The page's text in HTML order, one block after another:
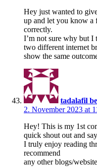
Hey just wanted to
up and let you know a
correctly.
I’m not sure why but I
two different internet
show the same
tadalafil
2. November 2023 at
Hey! This is my 1st
quick shout out and say
I truly enjoy reading
recommend
any other blogs/